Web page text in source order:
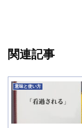
関連記事
意味と使い方